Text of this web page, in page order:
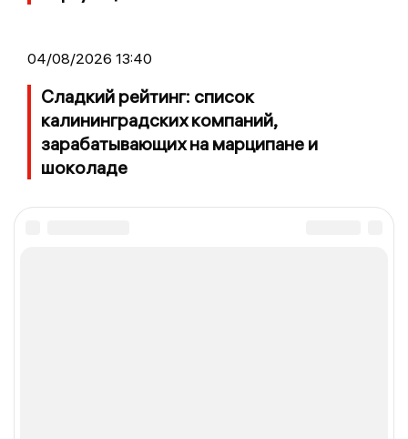
04/08/2026 13:40
Сладкий рейтинг: список
калининградских компаний,
зарабатывающих на марципане и
шоколаде